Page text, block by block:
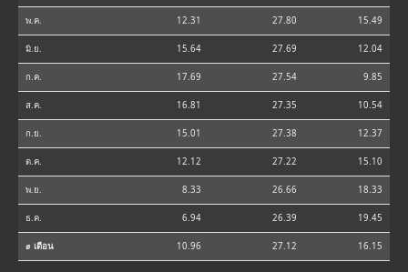
พ.ค. 12.31 27.80 15.49
มิ.ย. 15.64 27.69 12.04
ก.ค. 17.69 27.54 9.85
ส.ค. 16.81 27.35 10.54
ก.ย. 15.01 27.38 12.37
ต.ค. 12.12 27.22 15.10
พ.ย. 8.33 26.66 18.33
ธ.ค. 6.94 26.39 19.45
⌀ เดือน 10.96 27.12 16.15